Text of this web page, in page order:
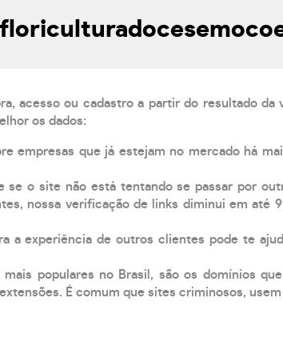
acesso ou cadastro a partir do resultado da
os dados:
empresas que já estejam no mercado há
se o site não está tentando se passar por
nossa verificação de links diminui em até
a experiência de outros clientes pode te
mais populares no Brasil, são os domínios
É comum que sites criminosos,